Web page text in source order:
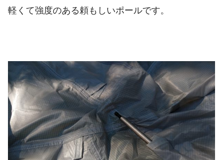
軽くて強度のある頼もしいポールです。